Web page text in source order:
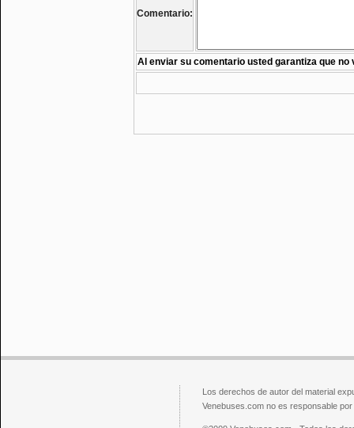
Comentario:
Al enviar su comentario usted garantiza que no
Los derechos de autor del material
Venebuses.com no es responsable